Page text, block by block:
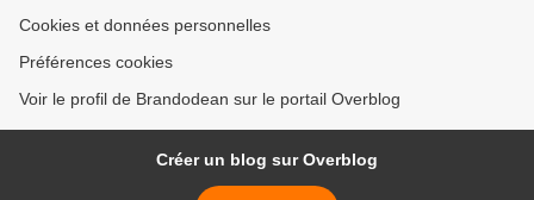
Cookies et données personnelles
Préférences cookies
Voir le profil de Brandodean sur le portail Overblog
Créer un blog sur Overblog